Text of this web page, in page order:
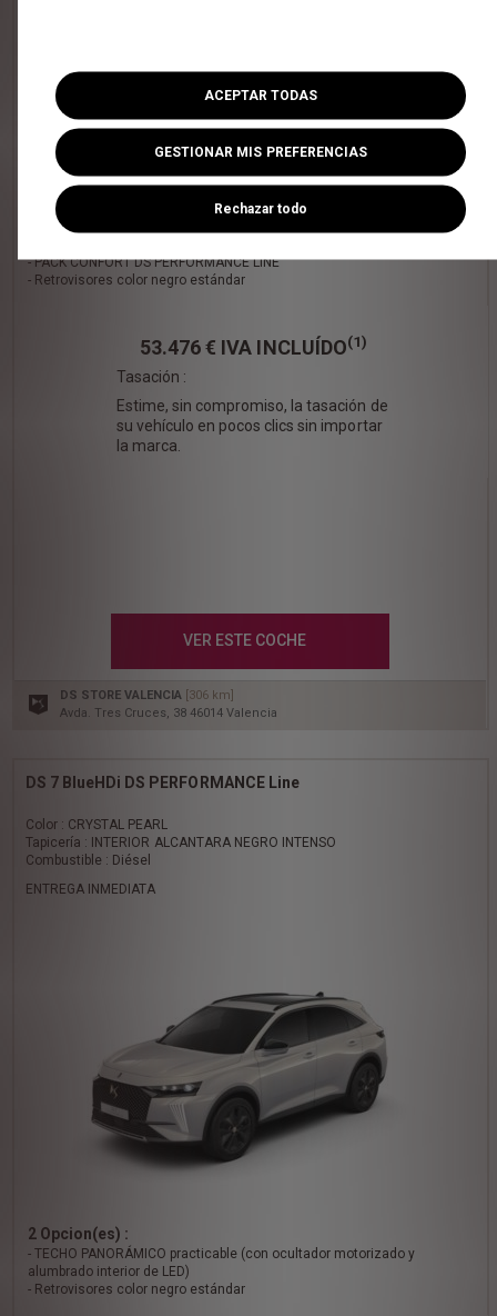
3 Opcion(es) :
- TECHO PANORÁMICO practicable (con ocultador motorizado y
- PACK CONFORT DS PERFORMANCE LINE
- Retrovisores color negro estándar
53.476 € IVA INCLUÍDO(1)
Tasación :
Estime, sin compromiso, la tasación de
su vehículo en pocos clics sin importar
la marca.
VER ESTE COCHE
DS STORE VALENCIA [306 km]
Avda. Tres Cruces, 38 46014 Valencia
DS 7 BlueHDi DS PERFORMANCE Line
Color : CRYSTAL PEARL
Tapicería : INTERIOR ALCANTARA NEGRO INTENSO
Combustible : Diésel
ENTREGA INMEDIATA
2 Opcion(es) :
- TECHO PANORÁMICO practicable (con ocultador motorizado y
alumbrado interior de LED)
- Retrovisores color negro estándar
GESTIONAR MIS PREFERENCIAS
ACEPTAR TODAS
Rechazar todo